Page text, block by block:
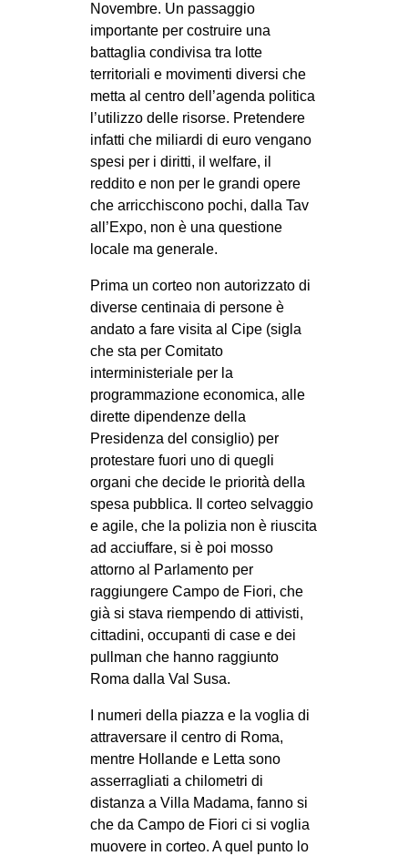
STUDENTI
CULTURE
ARTE
CINEMA
MUSICA
RECENSIONI
INTERNAZIONALE
AFRICA
AMERICHE
ESTREMO ORIENTE
EUROPA
MONDO
EVENTI
in
Fb
tw
bsky
ms
SEARCH
Novembre. Un passaggio
importante per costruire una
battaglia condivisa tra lotte
territoriali e movimenti diversi che
metta al centro dell’agenda politica
l’utilizzo delle risorse. Pretendere
infatti che miliardi di euro vengano
spesi per i diritti, il welfare, il
reddito e non per le grandi opere
che arricchiscono pochi, dalla Tav
all’Expo, non è una questione
locale ma generale.
Prima un corteo non autorizzato di
diverse centinaia di persone è
andato a fare visita al Cipe (sigla
che sta per Comitato
interministeriale per la
programmazione economica, alle
dirette dipendenze della
Presidenza del consiglio) per
protestare fuori uno di quegli
organi che decide le priorità della
spesa pubblica. Il corteo selvaggio
e agile, che la polizia non è riuscita
ad acciuffare, si è poi mosso
attorno al Parlamento per
raggiungere Campo de Fiori, che
già si stava riempendo di attivisti,
cittadini, occupanti di case e dei
pullman che hanno raggiunto
Roma dalla Val Susa.
I numeri della piazza e la voglia di
attraversare il centro di Roma,
mentre Hollande e Letta sono
asserragliati a chilometri di
distanza a Villa Madama, fanno si
che da Campo de Fiori ci si voglia
muovere in corteo. A quel punto lo